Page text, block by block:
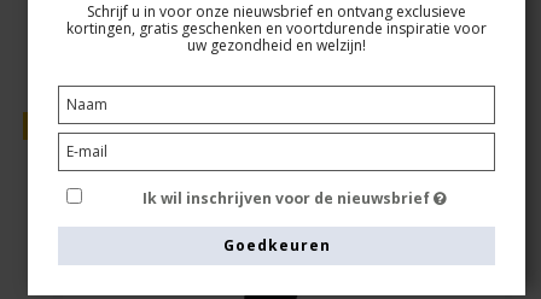
Verkoop
Schrijf u in voor onze nieuwsbrief en ontvang exclusieve
kortingen, gratis geschenken en voortdurende inspiratie voor
uw gezondheid en welzijn!
Ik wil inschrijven voor de nieuwsbrief
Goedkeuren